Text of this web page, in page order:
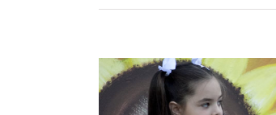
Προβολή
μεγαλύτερης
εικόνας